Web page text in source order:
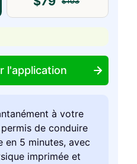
l'application
à votre
de conduire
en 5 minutes, avec
imprimée et